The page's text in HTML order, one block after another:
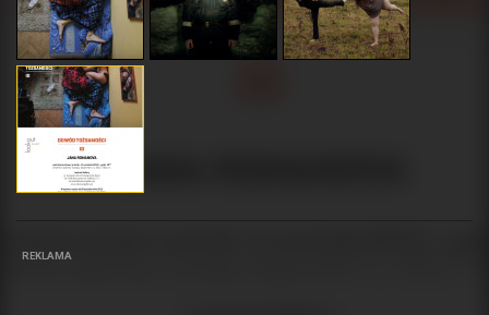
REKLAMA